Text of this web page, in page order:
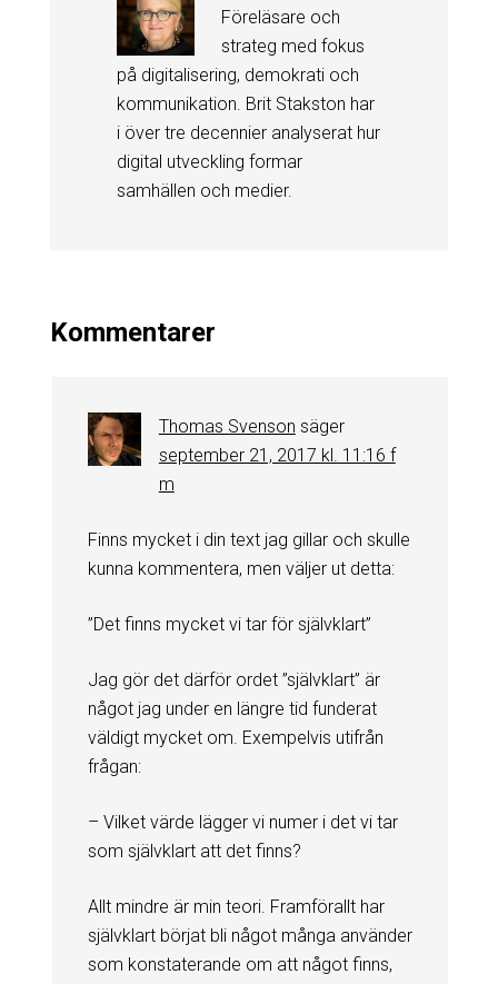
Föreläsare och
strateg med fokus
på digitalisering, demokrati och
kommunikation. Brit Stakston har
i över tre decennier analyserat hur
digital utveckling formar
samhällen och medier.
Kommentarer
Thomas Svenson säger
september 21, 2017 kl. 11:16 f
m
Finns mycket i din text jag gillar och skulle
kunna kommentera, men väljer ut detta:
”Det finns mycket vi tar för självklart”
Jag gör det därför ordet ”självklart” är
något jag under en längre tid funderat
väldigt mycket om. Exempelvis utifrån
frågan:
– Vilket värde lägger vi numer i det vi tar
som självklart att det finns?
Allt mindre är min teori. Framförallt har
självklart börjat bli något många använder
som konstaterande om att något finns,